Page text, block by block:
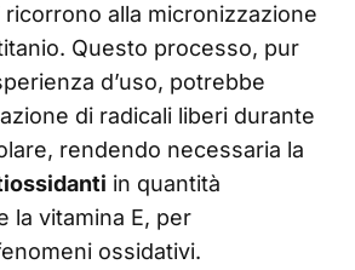
alla micronizzazione
Questo processo, pur
d’uso, potrebbe
di radicali liberi durante
rendendo necessaria la
in quantità
la vitamina E, per
ossidativi.